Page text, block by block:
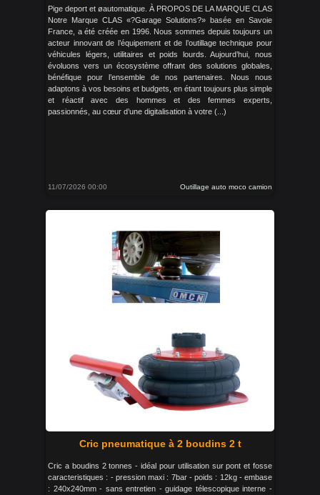
Pige deport et øautomatique. À PROPOS DE LA MARQUE CLAS
Notre Marque CLAS «?Garage Solutions?» basée en Savoie
France, a été créée en 1996. Nous sommes depuis toujours un
acteur innovant de l’équipement et de l’outillage technique pour
véhicules légers, utilitaires et poids lourds. Aujourd’hui, nous
évoluons vers un écosystème offrant des solutions globales,
bénéfique pour l’ensemble de nos partenaires. Nous nous
adaptons à vos besoins et budgets, en étant toujours plus simple
et réactif avec des hommes et des femmes experts,
passionnés, au cœur d’une digitalisation à votre (...)
11/07/2026 00:00 Outillage auto moco camion
Cric pneumatique à 2 boudins 2 t
Cric a boudins 2 tonnes - idéal pour utilisation sur pont et fosse
caracteristiques : - pression maxi : 7bar - poids : 12kg - embase
: 240x240mm - sans entretien - guidage télescopique interne -